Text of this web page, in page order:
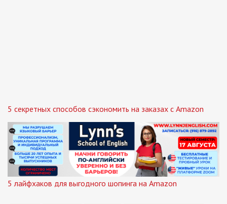
5 секретных способов сэкономить на заказах с Amazon
5 лайфхаков для выгодного шопинга на Amazon